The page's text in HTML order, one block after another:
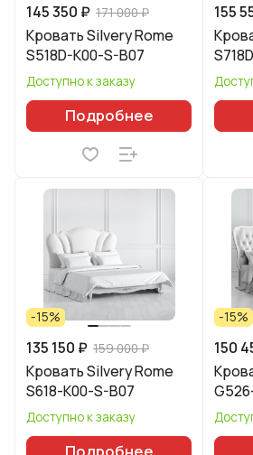
145 350 ₽ 171 000 ₽
Кровать Silvery Rome
S518D-K00-S-B07
Доступно к заказу
Подробнее
155
-15%
135 150 ₽ 159 000 ₽
Кровать Silvery Rome
S618-K00-S-B07
Доступно к заказу
-15%
150